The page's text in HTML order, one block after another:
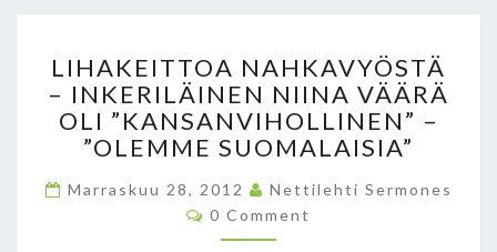
I
H
A
K
I
T
T
LIHAKEITTOA NAHKAVYÖSTÄ
– INKERILÄINEN NIINA VÄÄRÄ
OLI ”KANSANVIHOLLINEN” –
”OLEMME SUOMALAISIA”
Marraskuu 28, 2012
Nettilehti Sermones
C
O
0 Comment